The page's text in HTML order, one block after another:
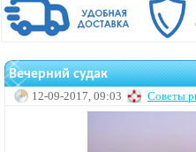
Вечерний судак
12-09-2017, 09:03 Советы